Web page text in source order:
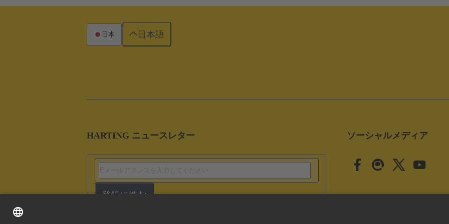
HARTING ニュースレター
登録に進む
ソーシャルメディア
日本 日本語